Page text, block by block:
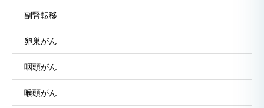
副腎転移
卵巣がん
咽頭がん
喉頭がん